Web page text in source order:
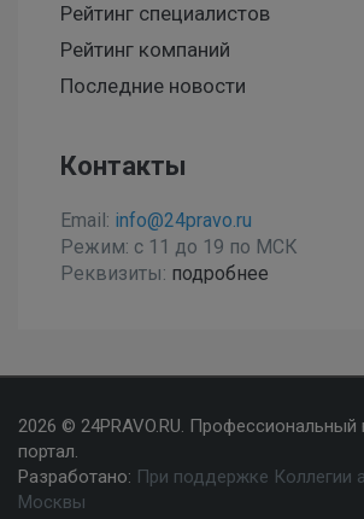
Рейтинг специалистов
Рейтинг компаний
Последние новости
Контакты
Email: info@24pravo.ru
Режим: с 11 до 19 по МСК
Реквизиты: подробнее
2026 © 24PRAVO.RU.
портал.
Разработано: При поддержке Коллегии
Москвы
Мы используем файлы cookies,
для Вас